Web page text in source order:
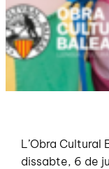
L’Obra
dissabte, 6 de